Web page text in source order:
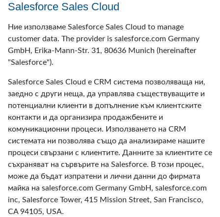
Salesforce Sales Cloud
Ние използваме Salesforce Sales Cloud to manage
customer data. The provider is salesforce.com Germany
GmbH, Erika-Mann-Str. 31, 80636 Munich (hereinafter
"Salesforce").
Salesforce Sales Cloud е CRM система позволяваща ни,
заедно с други неща, да управлява съществуващите и
потенциални клиенти в допълнение към клиентските
контакти и да организира продажбените и
комуникационни процеси. Използването на CRM
системата ни позволява също да анализираме нашите
процеси свързани с клиентите. Данните за клиентите се
съхраняват на сървърите на Salesforce. В този процес,
може да бъдат изпратени и лични данни до фирмата
майка на salesforce.com Germany GmbH, salesforce.com
inc, Salesforce Tower, 415 Mission Street, San Francisco,
CA 94105, USA.